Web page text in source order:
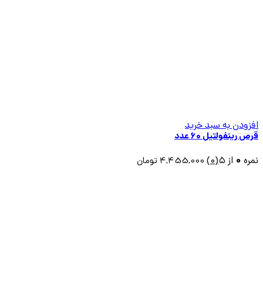
افزودن به سبد خرید
قرص رینفولتیل ۶۰ عدد
نمره 0 از ۵ (0)
4,455,000 تومان